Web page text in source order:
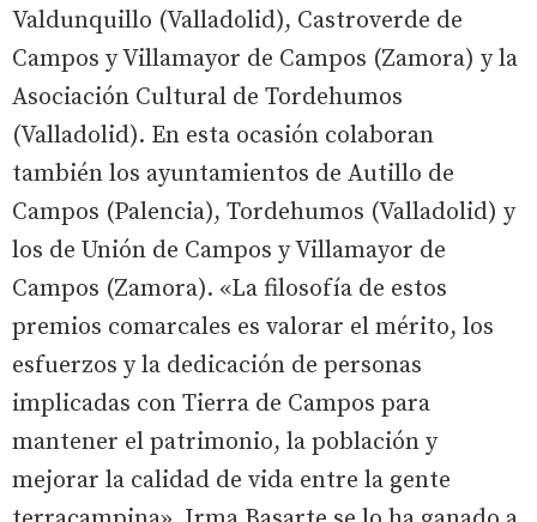
Valdunquillo (Valladolid), Castroverde de
Campos y Villamayor de Campos (Zamora) y la
Asociación Cultural de Tordehumos
(Valladolid). En esta ocasión colaboran
también los ayuntamientos de Autillo de
Campos (Palencia), Tordehumos (Valladolid) y
los de Unión de Campos y Villamayor de
Campos (Zamora). «La filosofía de estos
premios comarcales es valorar el mérito, los
esfuerzos y la dedicación de personas
implicadas con Tierra de Campos para
mantener el patrimonio, la población y
mejorar la calidad de vida entre la gente